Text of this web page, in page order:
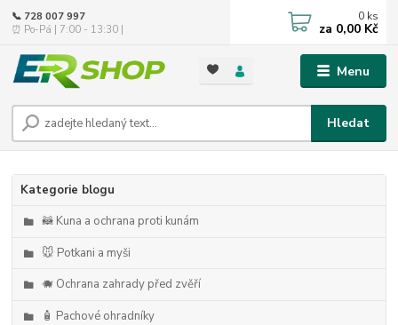
Menu
Hledat
📞 728 007 997
⏰ Po-Pá | 7:00 - 13:30 |
0 ks
za 0,00 Kč
Kategorie blogu
🦝 Kuna a ochrana proti kunám
🐭 Potkani a myši
🐗 Ochrana zahrady před zvěří
🧴 Pachové ohradníky